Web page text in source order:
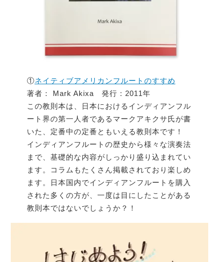
①ネイティブアメリカンフルートのすすめ
著者： Mark Akixa 発行：2011年
この教則本は、日本におけるインディアンフル
ート界の第一人者であるマークアキクサ氏が書
いた、定番中の定番ともいえる教則本です！
インディアンフルートの歴史から様々な演奏法
まで、基礎的な内容がしっかり盛り込まれてい
ます。コラムもたくさん掲載されており楽しめ
ます。日本国内でインディアンフルートを購入
された多くの方が、一度は目にしたことがある
教則本ではないでしょうか？！